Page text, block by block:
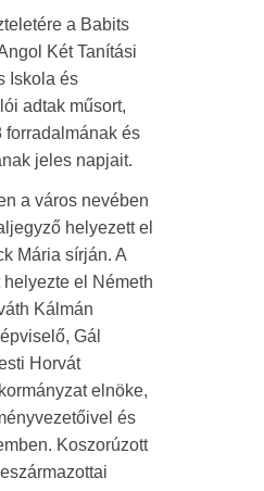
a Babits
Két Tanítási
Iskola és
adtak műsort,
forradalmának és
jeles napjait.
a város nevében
helyezett el
Mária sírján. A
el Németh
Kálmán
Gál
Horvát
elnöke,
és
Koszorúzott